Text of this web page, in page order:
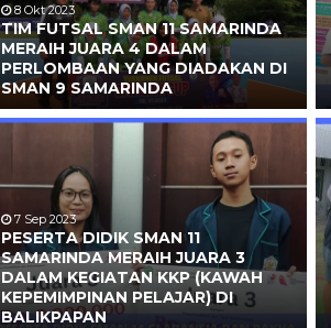
8 Okt 2023
TIM FUTSAL SMAN 11 SAMARINDA
MERAIH JUARA 4 DALAM
PERLOMBAAN YANG DIADAKAN DI
SMAN 9 SAMARINDA
7 Sep 2023
PESERTA DIDIK SMAN 11
SAMARINDA MERAIH JUARA 3
DALAM KEGIATAN KKP (KAWAH
KEPEMIMPINAN PELAJAR) DI
BALIKPAPAN